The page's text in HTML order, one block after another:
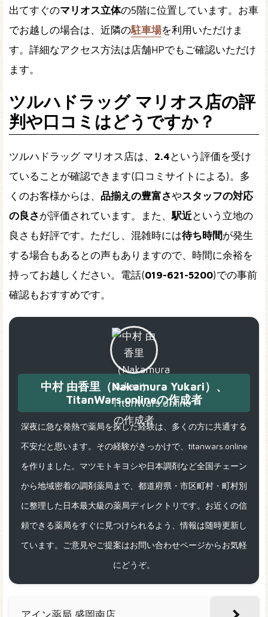
出てすぐのマリオス立体の5階に位置しています。お車
でお越しの場合は、近隣の駐車場を利用いただけま
す。詳細なアクセス方法は店舗HPでもご確認いただけ
ます。
ツルハドラッグ マリオス店の評
判や口コミはどうですか？
ツルハドラッグ マリオス店は、 2.4 という評価を受け
ていることが確認できます(口コミサイトによる)。多
くのお客様からは、 品揃えの豊富さやスタッフの対応
の良さが評価されています。また、駅近という立地の
良さも好評です。ただし、混雑時には待ち時間が発生
する場合もあるとの声もありますので、時間に余裕を
持ってお越しください。電話(019-621-5200)での事前
確認もおすすめです。
中村 由香里（Nakamura Yukari）、
TitanWars.onlineの作成者
深夜に急な発熱で薬局を探した経験は、多くの方に共通する
不安だと思います。その経験がきっかけで、titanwars.online
を作りました。マツモトキヨシや日本調剤など全国チェーン
から地域密着の調剤薬局まで、都道府県・市区町村・町村別
に整理した日本最大級の薬局ディレクトリです。お近くの信
頼できる薬局をすぐに見つけられるよう、情報は随時更新し
ています。ご意見やご提案はお問い合わせページからお気軽
にどうぞ。